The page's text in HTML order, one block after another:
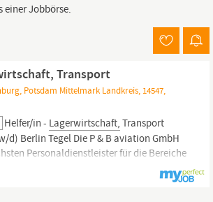
einer Jobbörse.
Transport
Potsdam Mittelmark Landkreis, 14547,
Helfer/in - Lagerwirtschaft, Transport
d) Berlin Tegel Die P & B aviation GmbH
Personaldienstleister für die Bereiche
und Bodenverkehrsdienste in der
bei einer Fluggesellschaft, in